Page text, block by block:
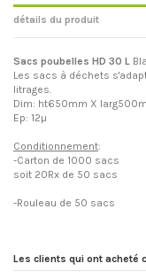
détails du produit
Sacs poubelles HD 30 L
Les sacs à déchets
litrages.
Dim: ht650mm X
Ep: 12µ
Conditionnement:
-Carton de 1000 sacs
soit 20Rx de 50 sacs
-Rouleau de 50 sacs
Les clients qui ont acheté